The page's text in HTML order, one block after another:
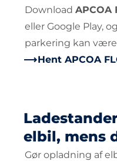
Download APCOA
eller Google Play,
parkering kan
Hent APCOA
elbil, mens
Gør opladning af